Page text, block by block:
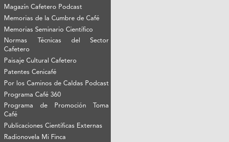
Magazín Cafetero Podcast
Memorias de la Cumbre de Café
Memorias Seminario Científico
Normas Técnicas del Sector
Cafetero
Paisaje Cultural Cafetero
Patentes Cenicafé
Por los Caminos de Caldas Podcast
Programa Café 360
Programa de Promoción Toma
Café
Publicaciones Científicas Externas
Radionovela Mi Finca